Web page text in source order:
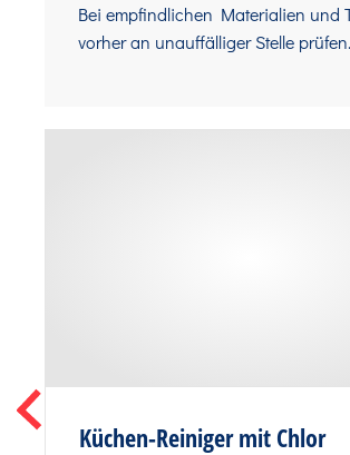
Bei empfindlichen Materialien und
vorher an unauffälliger Stelle prüfen.
Küchen-Reiniger mit Chlor